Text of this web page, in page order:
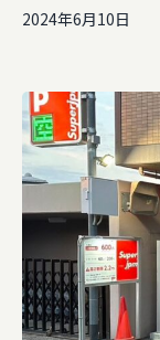
2024年6月10日